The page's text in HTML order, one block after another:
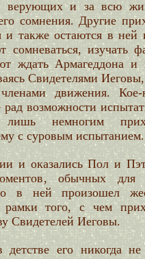
верующих и за всю
сомнения. Другие
и также остаются в ней
сомневаться, изучать
ждать Армагеддона и
Свидетелями
движения. Кое-
возможности
лишь немногим
с суровым испытанием.
и оказались Пол и
обычных для
в ней произошел
того, с чем
Свидетелей Иеговы.
его никогда